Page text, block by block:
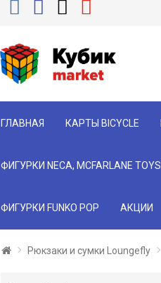
ГЛАВНАЯ КАРТЫ BICYCLE
ФИГУРКИ NECA, MCFARLANE TOYS
ФИГУРКИ FUNKO POP АКЦИИ
Рюкзаки и сумки Loungefly